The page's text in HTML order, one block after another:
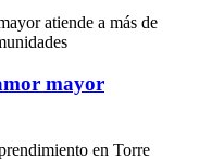
mayor